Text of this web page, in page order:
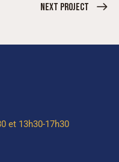
Next Project
et 13h30-17h30